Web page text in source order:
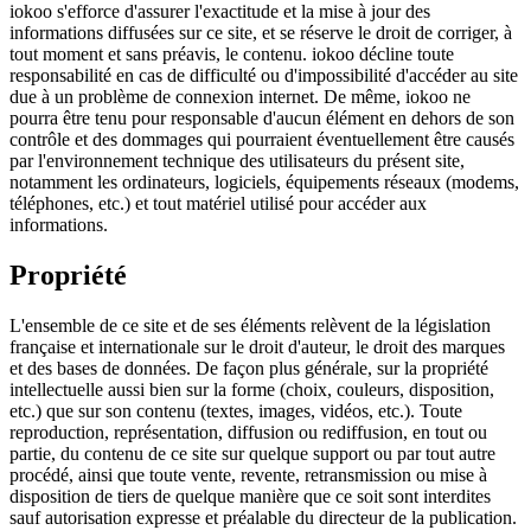
iokoo s'efforce d'assurer l'exactitude et la mise à jour des
informations diffusées sur ce site, et se réserve le droit de corriger, à
tout moment et sans préavis, le contenu. iokoo décline toute
responsabilité en cas de difficulté ou d'impossibilité d'accéder au site
due à un problème de connexion internet. De même, iokoo ne
pourra être tenu pour responsable d'aucun élément en dehors de son
contrôle et des dommages qui pourraient éventuellement être causés
par l'environnement technique des utilisateurs du présent site,
notamment les ordinateurs, logiciels, équipements réseaux (modems,
téléphones, etc.) et tout matériel utilisé pour accéder aux
informations.
Propriété
L'ensemble de ce site et de ses éléments relèvent de la législation
française et internationale sur le droit d'auteur, le droit des marques
et des bases de données. De façon plus générale, sur la propriété
intellectuelle aussi bien sur la forme (choix, couleurs, disposition,
etc.) que sur son contenu (textes, images, vidéos, etc.). Toute
reproduction, représentation, diffusion ou rediffusion, en tout ou
partie, du contenu de ce site sur quelque support ou par tout autre
procédé, ainsi que toute vente, revente, retransmission ou mise à
disposition de tiers de quelque manière que ce soit sont interdites
sauf autorisation expresse et préalable du directeur de la publication.